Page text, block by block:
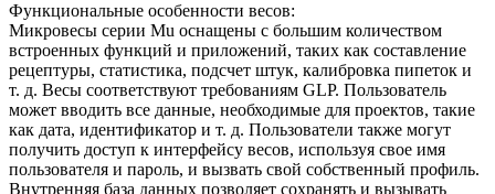
Функциональные особенности весов:
Микровесы серии Mu оснащены с большим количеством
встроенных функций и приложений, таких как составление
рецептуры, статистика, подсчет штук, калибровка пипеток и
т. д. Весы соответствуют требованиям GLP. Пользователь
может вводить все данные, необходимые для проектов, такие
как дата, идентификатор и т. д. Пользователи также могут
получить доступ к интерфейсу весов, используя свое имя
пользователя и пароль, и вызвать свой собственный профиль.
Внутренняя база данных позволяет сохранять и вызывать